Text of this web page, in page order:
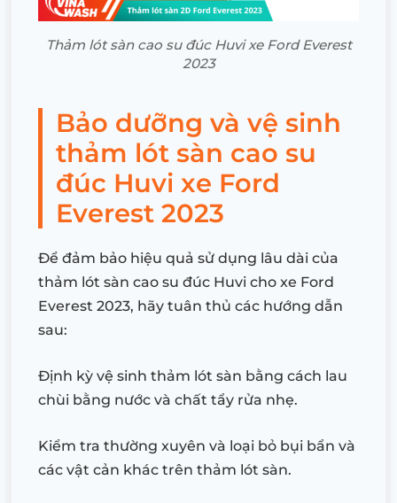
Thảm lót sàn cao su đúc Huvi xe Ford Everest
2023
Bảo dưỡng và vệ sinh
thảm lót sàn cao su
đúc Huvi xe Ford
Everest 2023
Để đảm bảo hiệu quả sử dụng lâu dài của
thảm lót sàn cao su đúc Huvi cho xe Ford
Everest 2023, hãy tuân thủ các hướng dẫn
sau:
Định kỳ vệ sinh thảm lót sàn bằng cách lau
chùi bằng nước và chất tẩy rửa nhẹ.
Kiểm tra thường xuyên và loại bỏ bụi bẩn và
các vật cản khác trên thảm lót sàn.